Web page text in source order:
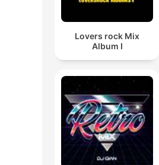
Lovers rock Mix
Album I